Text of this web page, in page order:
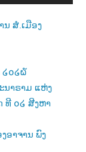
ນ ສໍ.ເມືອງ
໒໐໒໖
ນາຣາມ ແຫ່ງ
ທີ ໐໒ ສີງຫາ
ອາຈານ ພົງ